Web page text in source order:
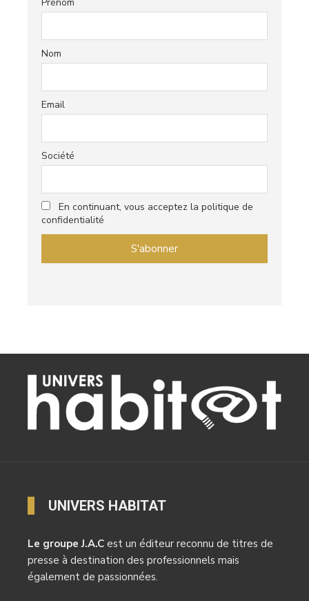
Nom
Email
Société
En continuant, vous acceptez la politique de
confidentialité
UNIVERS HABITAT
Le groupe J.A.C est un éditeur reconnu de titres de
presse à destination des professionnels mais
également de passionnées.